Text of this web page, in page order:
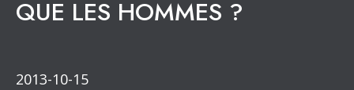
QUE LES HOMMES ?
2013-10-15